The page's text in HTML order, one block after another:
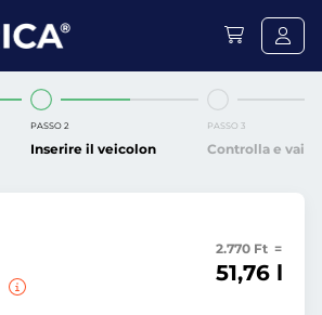
PASSO 2
Inserire il veicolon
PASSO 3
Controlla e vai
2.770 Ft =
51,76 l